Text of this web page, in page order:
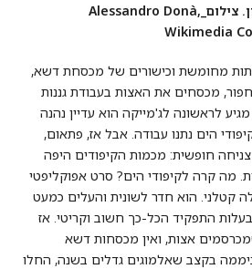
רועה אצות נפקד, תוכינון. צילום_Alessandro Donà,
Wikimedia
מחומשת וכישורים של מכסחת דשא,
מכסחים את האצות בעבודת גננות
מגיע לראשונה לג'מייקה הוא עדיין נהנה
הים נתנו עבודה. אבל אז, פתאום,
הגרף צניחה חופשית: מכמות הקיפודים היפה
מה קרה לקיפודי הים? סרט אפוקליפטי
קטלני. הוא חדר לשונית והעלים כמעט
התפקיד הכל-כך חשוב וקריטי. אז
שמכרסמים אצות, ואין מכסחות דשא
בקצב שאלמוגים גדלים בשנה, החלו